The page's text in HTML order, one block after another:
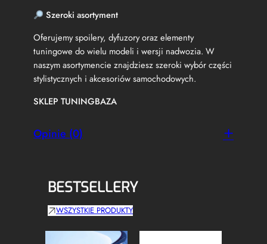
Szeroki asortyment
Oferujemy spoilery, dyfuzory oraz elementy
tuningowe do wielu modeli i wersji nadwozia. W
naszym asortymencie znajdziesz szeroki wybór części
stylistycznych i akcesoriów samochodowych.
SKLEP TUNINGBAZA
Opinie (0)
BESTSELLERY
WSZYSTKIE PRODUKTY